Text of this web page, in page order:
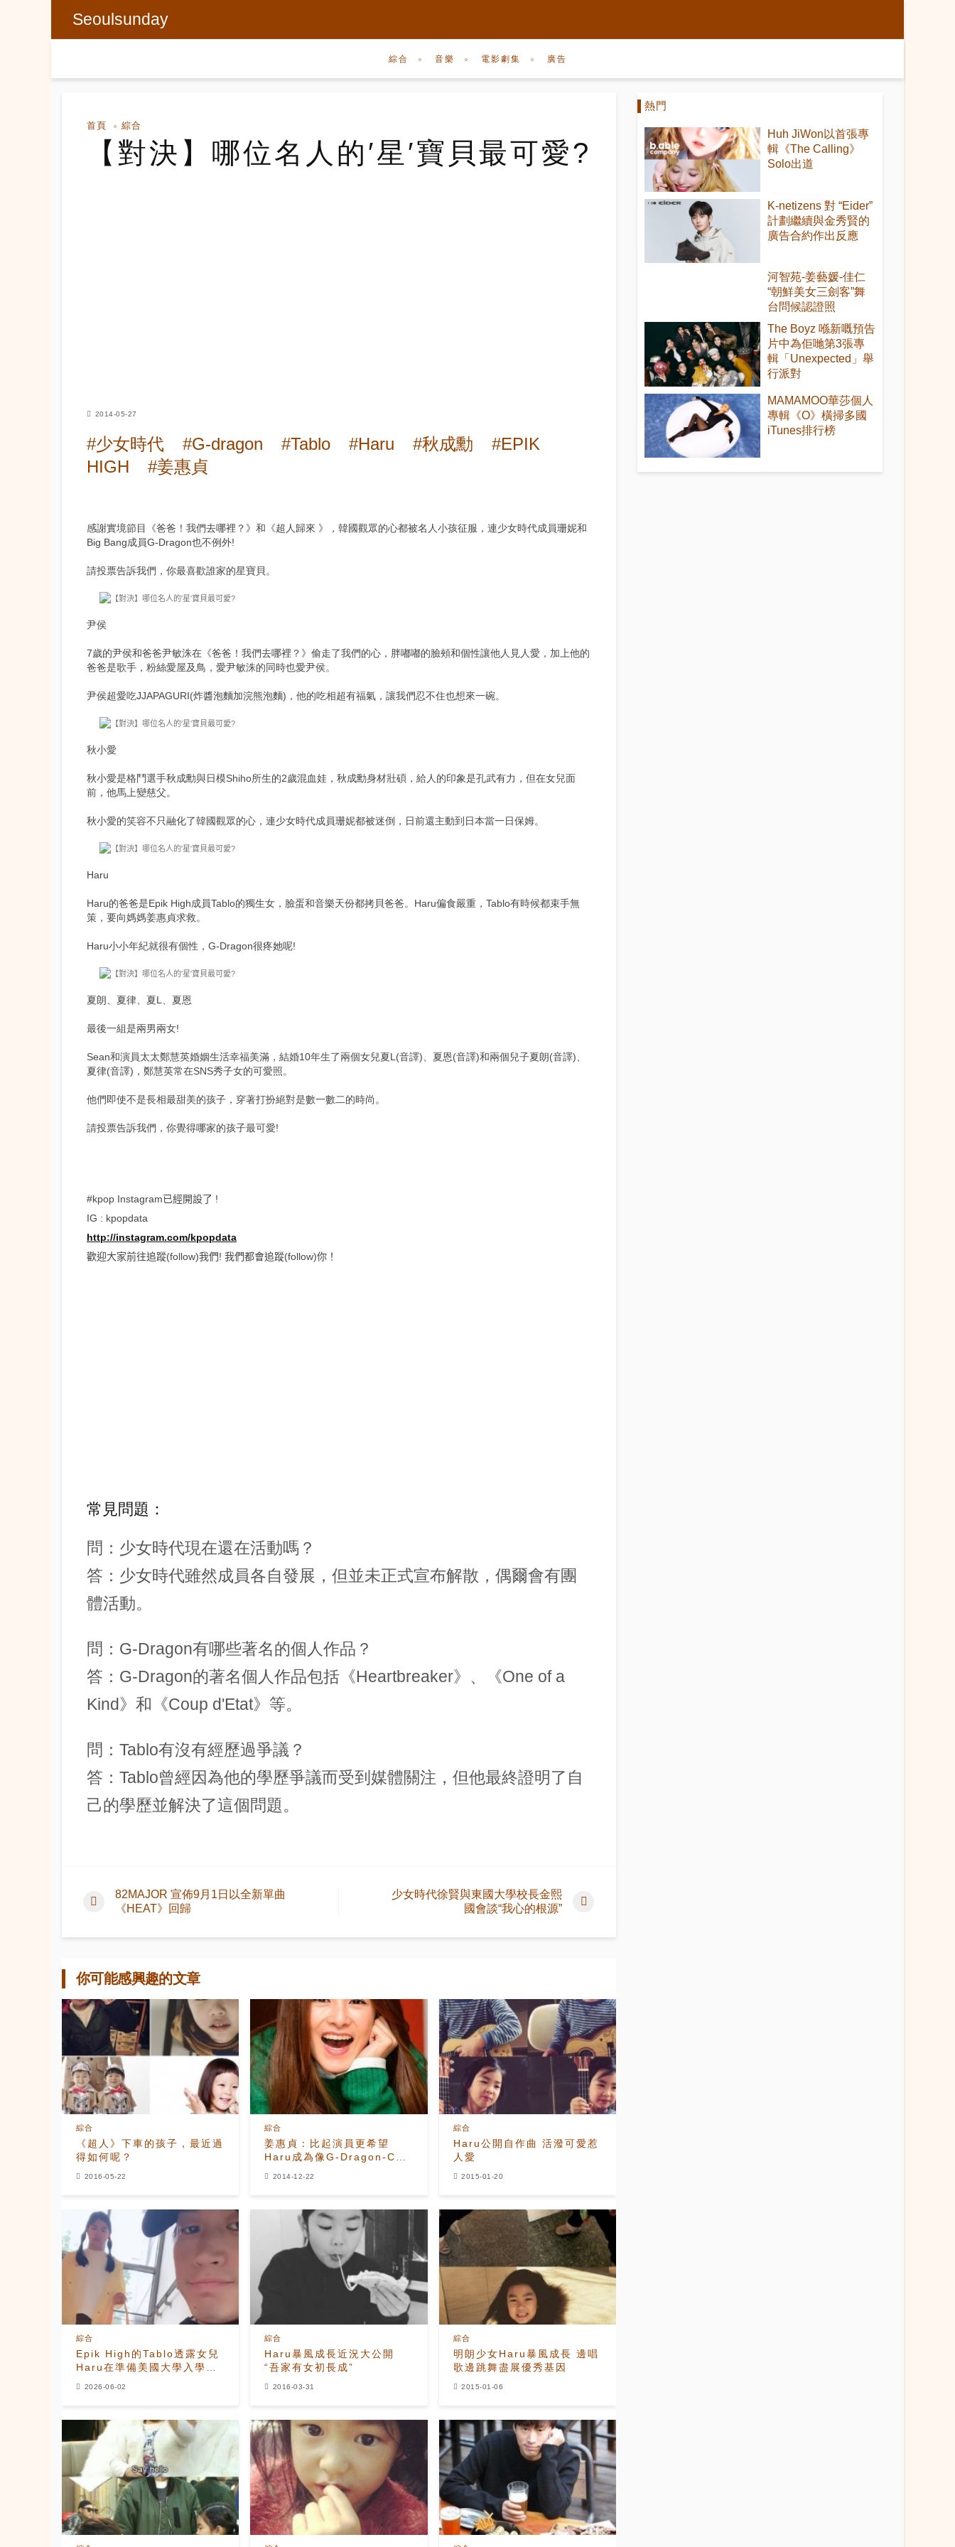
Seoulsunday
綜合 音樂 電影劇集 廣告
首頁 綜合
【對決】哪位名人的′星′寶貝最可愛?
2014-05-27
#少女時代 #G-dragon #Tablo #Haru #秋成勳
#EPIK
HIGH
#姜惠貞
感謝實境節目 《爸爸！我們去哪裡？》 和 《超人歸來 》
，韓國觀眾的心都被名人小孩征服，連少女時代成員珊妮和
Big Bang成員G-Dragon也不例外!
請投票告訴我們，你最喜歡誰家的星寶貝。
尹侯
7歲的尹侯和爸爸尹敏洙在 《爸爸！我們去哪裡？》 偷走了我們的心，胖嘟嘟的臉頰和個性讓他人見人愛，加上他的
爸爸是歌手，粉絲愛屋及鳥，愛尹敏洙的同時也愛尹侯。
尹侯超愛吃JJAPAGURI(炸醬泡麵加浣熊泡麵)，他的吃相超有福氣，讓我們忍不住也想來一碗。
秋小愛
秋小愛是格鬥選手秋成勳與日模Shiho所生的2歲混血娃，秋成勳身材壯碩，給人的印象是孔武有力，但在女兒面
前，他馬上變慈父。
秋小愛的笑容不只融化了韓國觀眾的心，連少女時代成員珊妮都被迷倒，日前還主動到日本當一日保姆。
Haru
Haru的爸爸是Epik High成員Tablo的獨生女，臉蛋和音樂天份都拷貝爸爸。Haru偏食嚴重，Tablo有時候都束手無
策，要向媽媽姜惠貞求救。
Haru小小年紀就很有個性，G-Dragon很疼她呢!
夏朗、夏律、夏L、夏恩
最後一組是兩男兩女!
Sean和演員太太鄭慧英婚姻生活幸福美滿，結婚10年生了兩個女兒夏L(音譯)、夏恩(音譯)和兩個兒子夏朗(音譯)、
夏律(音譯)，鄭慧英常在SNS秀子女的可愛照。
他們即使不是長相最甜美的孩子，穿著打扮絕對是數一數二的時尚。
請投票告訴我們，你覺得哪家的孩子最可愛!
#kpop Instagram已經開設了 !
IG : kpopdata
http://instagram.com/kpopdata
歡迎大家前往追蹤(follow)我們! 我們都會追蹤(follow)你！
常見問題：
問：少女時代現在還在活動嗎？
答：少女時代雖然成員各自發展，但並未正式宣布解散，偶爾會有團
體活動。
問：G-Dragon有哪些著名的個人作品？
答：G-Dragon的著名個人作品包括《Heartbreaker》、《One of a
Kind》和《Coup d'Etat》等。
問：Tablo有沒有經歷過爭議？
答：Tablo曾經因為他的學歷爭議而受到媒體關注，但他最終證明了自
己的學歷並解決了這個問題。
82MAJOR 宣佈9月1日以全新單曲
《HEAT》回歸
少女時代徐賢與東國大學校長金熙
國會談“我心的根源”
你可能感興趣的文章
《超人》下車的孩子，最近過
得如何呢？
綜合
2016-05-22
姜惠貞：比起演員更希望
Haru成為像G-Dragon-CL
綜合
2014-12-22
Haru公開自作曲 活潑可愛惹
人愛
綜合
2015-01-20
Epik High的Tablo透露女兒
Haru在準備美國大學入學期
綜合
2026-06-02
Haru暴風成長近況大公開
“吾家有女初長成”
綜合
2016-03-31
明朗少女Haru暴風成長 邊唱
歌邊跳舞盡展優秀基因
綜合
2015-01-06
熱門
Huh JiWon以首張專
輯《The Calling》
Solo出道
K-netizens 對 “Eider”
計劃繼續與金秀賢的
廣告合約作出反應
河智苑-姜藝媛-佳仁
“朝鮮美女三劍客”舞
台問候認證照
The Boyz 喺新嘅預告
片中為佢哋第3張專
輯「Unexpected」舉
行派對
MAMAMOO華莎個人
專輯《O》橫掃多國
iTunes排行榜